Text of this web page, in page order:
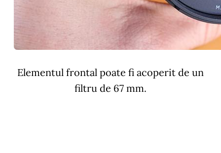
Elementul frontal poate fi acoperit de un
filtru de 67 mm.